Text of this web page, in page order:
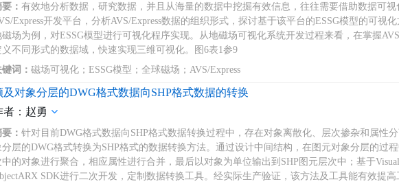
： 有效地分析数据，研究数据，并且从海量的数据中挖掘有效信息，往往需要借助数据可
Express开发平台，分析AVS/Express数据的组织形式，探讨基于该平台的ESSG模型的可视
磁场为例，对ESSG模型进行可视化程序实现。从地磁场可视化系统开发过程来看，在掌握
义不同形式的数据域，快速实现三维可视化。图6表1参9
词： 磁场可视化；ESSG模型；全球磁场；AVS/Express
及对象分层的DWG格式数据向SHP格式数据的转换
者：赵勇
： 针对目前DWG格式数据向SHP格式数据转换过程中，存在对象离散化、层次掺杂和属性
分层的DWG格式转换为SHP格式的数据转换方法。通过设计中间结构，在图元对象分层的过
中的对象进行聚合，相应属性进行合并，最后以对象为单位输出到SHP图元层次中；基于
SDK进行二次开发，定制数据转换工具。经实际生产验证，该方法及工具能有效提